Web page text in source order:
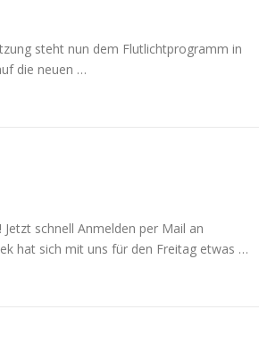
steht nun dem Flutlichtprogramm in
die neuen …
schnell Anmelden per Mail an
hat sich mit uns für den Freitag etwas …